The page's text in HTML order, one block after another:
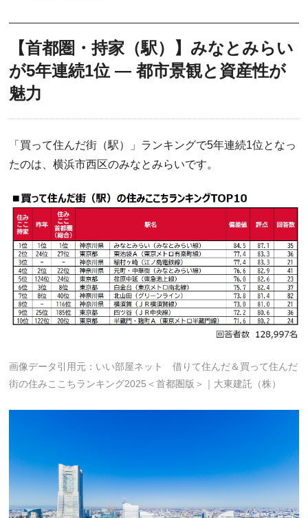
【首都圏・持家（駅）】みなとみらい
が5年連続1位 ― 都市景観と資産性が
魅力
「買って住んだ街（駅）」ランキングで5年連続1位となっ
たのは、横浜市西区のみなとみらいです。
画像データ引用元：いい部屋ネット 借りて住んだ＆買って住んだ
街の住みここちランキング2025＜首都圏版＞｜大東建託（株）